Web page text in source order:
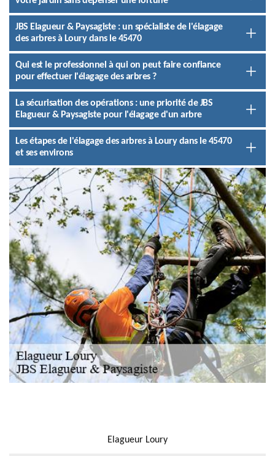
JBS Elagueur & Paysagiste : un spécialiste de l'élagage
des arbres à Loury dans le 45470
Qui est le professionnel à qui on peut faire confiance
pour effectuer l'élagage des arbres ?
La sécurisation des opérations : une priorité de JBS
Elagueur & Paysagiste pour l'élagage d'un arbre
Les étapes de l'élagage des arbres à Loury dans le 45470
et ses environs
Elagueur Loury